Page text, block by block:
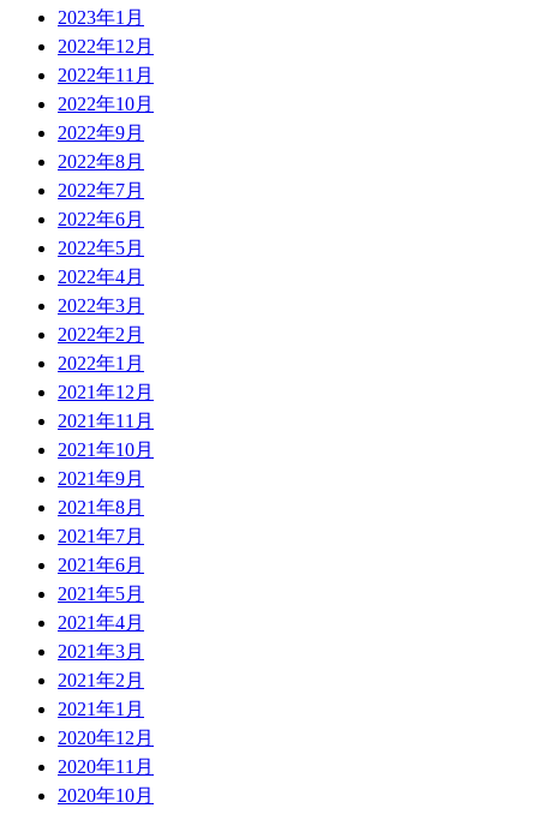
2023年1月
2022年12月
2022年11月
2022年10月
2022年9月
2022年8月
2022年7月
2022年6月
2022年5月
2022年4月
2022年3月
2022年2月
2022年1月
2021年12月
2021年11月
2021年10月
2021年9月
2021年8月
2021年7月
2021年6月
2021年5月
2021年4月
2021年3月
2021年2月
2021年1月
2020年12月
2020年11月
2020年10月